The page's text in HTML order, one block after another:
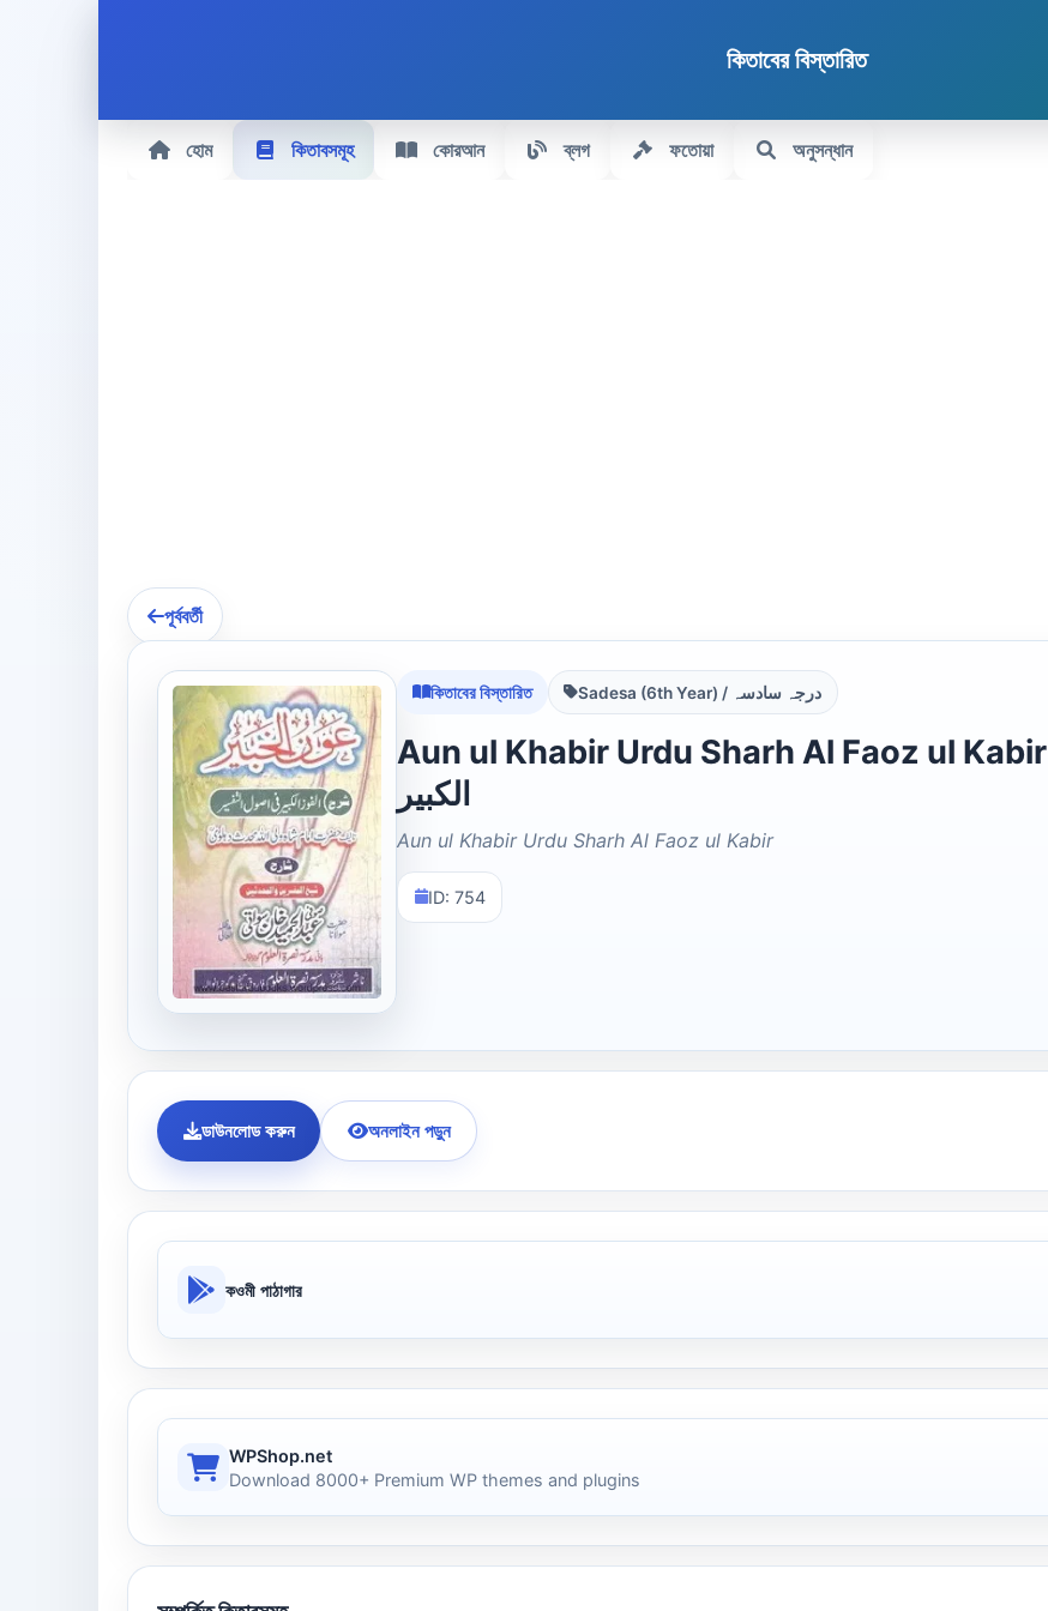
কিতাবের বিস্তারিত
হোম কিতাবসমূহ কোরআন ব্লগ ফতোয়া অনুসন্ধান
পূর্ববর্তী
কিতাবের বিস্তারিত Sadesa (6th Year) / درجہ سادسہ
Aun ul Khabir Urdu Sharh Al Faoz ul Kabir عون الخبیر اردو شرح الفوز
الکبیر
Aun ul Khabir Urdu Sharh Al Faoz ul Kabir
ID: 754
ডাউনলোড করুন অনলাইন পড়ুন
কওমী পাঠাগার
WPShop.net
Download 8000+ Premium WP themes and plugins